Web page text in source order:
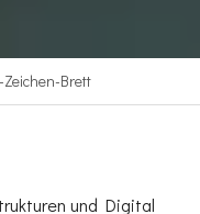
Brett
und Digital